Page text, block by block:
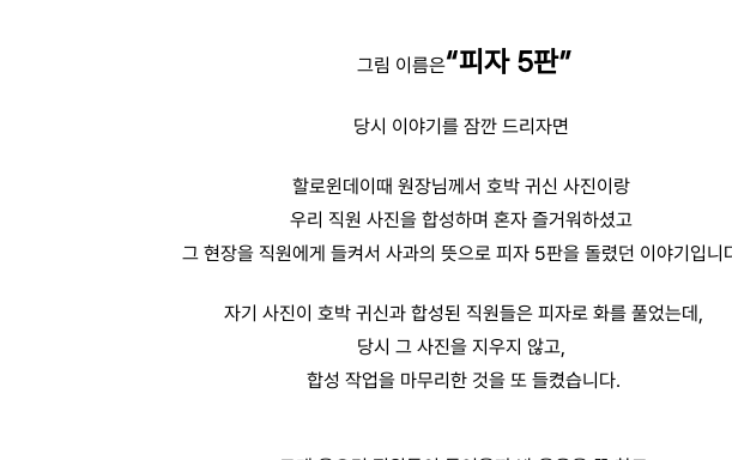
그림 이름은“피자 5판”
당시 이야기를 잠깐 드리자면
할로윈데이때 원장님께서 호박 귀신 사진이랑
우리 직원 사진을 합성하며 혼자 즐거워하셨고
그 현장을 직원에게 들켜서 사과의 뜻으로 피자 5판을 돌렸던 이야기입니
자기 사진이 호박 귀신과 합성된 직원들은 피자로 화를 풀었는데,
당시 그 사진을 지우지 않고,
합성 작업을 마무리한 것을 또 들켰습니다.